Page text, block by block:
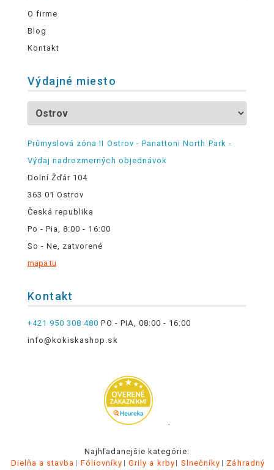
O firme
Blog
Kontakt
Výdajné miesto
Průmyslová zóna II Ostrov - Panattoni North Park -
Výdaj nadrozmerných objednávok
Dolní Žďár 104
363 01 Ostrov
Česká republika
Po - Pia, 8:00 - 16:00
So - Ne, zatvorené
mapa tu
Kontakt
+421 950 308 480 PO - PIA, 08:00 - 16:00
info@kokiskashop.sk
.
Najhľadanejšie kategórie:
Dielňa a stavba
Fóliovníky Grily a krby Slnečníky
Záhradný